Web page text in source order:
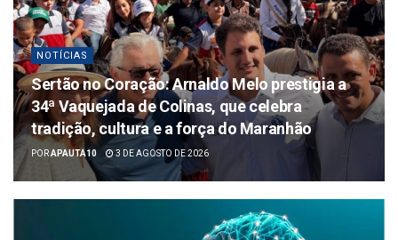
NOTÍCIAS
Sertão no Coração: Arnaldo Melo prestigia a
34ª Vaquejada de Colinas, que celebra
tradição, cultura e a força do Maranhão
PORAPAUTA10 3 DE AGOSTO DE 2026